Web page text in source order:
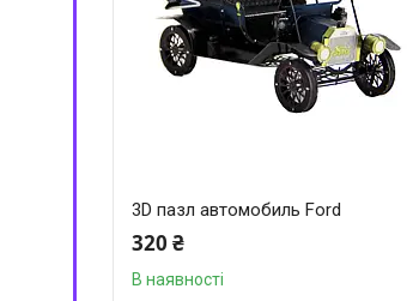
3D пазл автомобиль Ford
320 ₴
В наявності